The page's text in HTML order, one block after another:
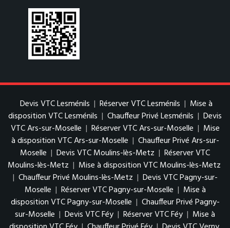
Devis VTC Lesménils | Réserver VTC Lesménils | Mise à
disposition VTC Lesménils | Chauffeur Privé Lesménils | Devis
VTC Ars-sur-Moselle | Réserver VTC Ars-sur-Moselle | Mise
à disposition VTC Ars-sur-Moselle | Chauffeur Privé Ars-sur-
Moselle | Devis VTC Moulins-lès-Metz | Réserver VTC
Moulins-lès-Metz | Mise à disposition VTC Moulins-lès-Metz
| Chauffeur Privé Moulins-lès-Metz | Devis VTC Pagny-sur-
Moselle | Réserver VTC Pagny-sur-Moselle | Mise à
disposition VTC Pagny-sur-Moselle | Chauffeur Privé Pagny-
sur-Moselle | Devis VTC Féy | Réserver VTC Féy | Mise à